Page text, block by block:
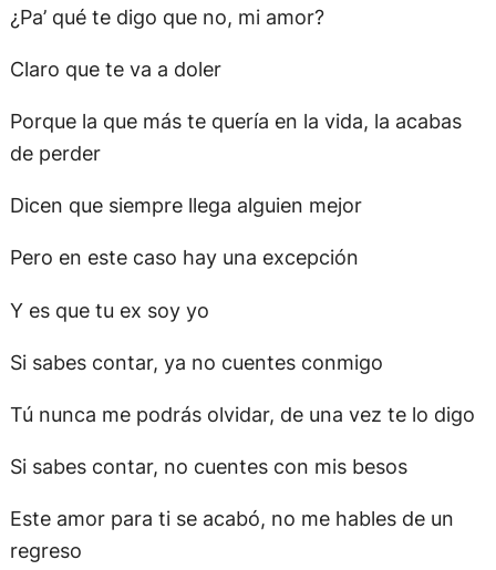
¿Pa’ qué te digo que no, mi amor?
Claro que te va a doler
Porque la que más te quería en la vida, la acabas
de perder
Dicen que siempre llega alguien mejor
Pero en este caso hay una excepción
Y es que tu ex soy yo
Si sabes contar, ya no cuentes conmigo
Tú nunca me podrás olvidar, de una vez te lo digo
Si sabes contar, no cuentes con mis besos
Este amor para ti se acabó, no me hables de un
regreso